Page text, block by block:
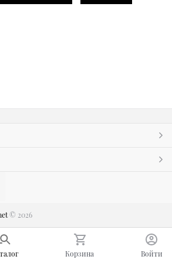
© 2026
Корзина Войти